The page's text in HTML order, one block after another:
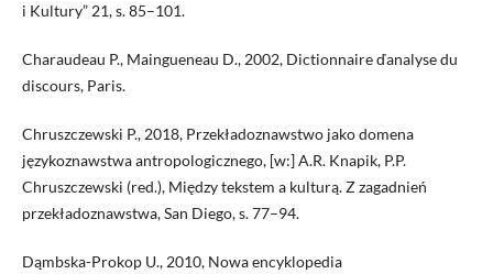
i Kultury” 21, s. 85–101.
Charaudeau P., Maingueneau D., 2002, Dictionnaire ďanalyse du
discours, Paris.
Chruszczewski P., 2018, Przekładoznawstwo jako domena
językoznawstwa antropologicznego, [w:] A.R. Knapik, P.P.
Chruszczewski (red.), Między tekstem a kulturą. Z zagadnień
przekładoznawstwa, San Diego, s. 77–94.
Dąmbska-Prokop U., 2010, Nowa encyklopedia